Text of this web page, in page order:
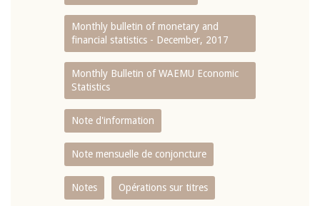
Monthly bulletin of monetary and
financial statistics - December, 2017
Monthly Bulletin of WAEMU Economic
Statistics
Note d'information
Note mensuelle de conjoncture
Notes Opérations sur titres